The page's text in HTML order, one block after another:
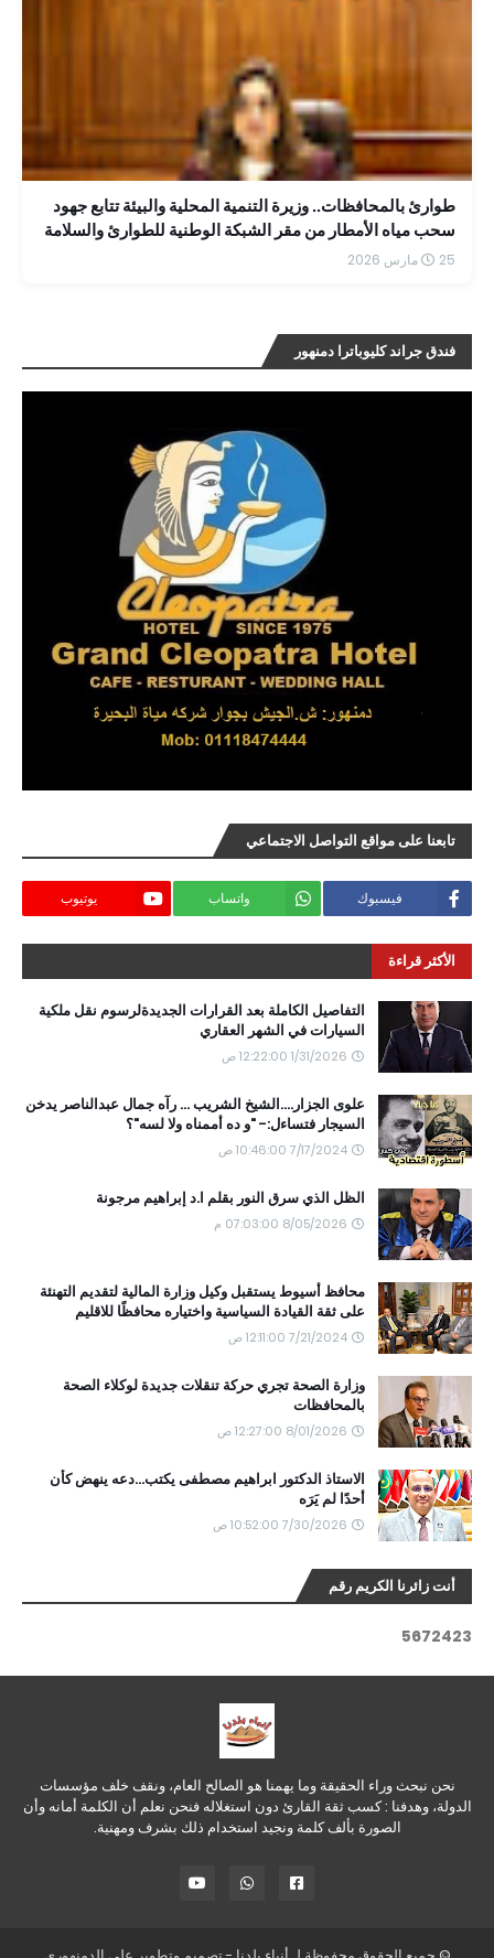
طوارئ بالمحافظات.. وزيرة التنمية المحلية والبيئة تتابع جهود
سحب مياه الأمطار من مقر الشبكة الوطنية للطوارئ والسلامة
25 مارس 2026
فندق جراند كليوباترا دمنهور
تابعنا على مواقع التواصل الاجتماعي
فيسبوك واتساب يوتيوب
الأكثر قراءة
التفاصيل الكاملة بعد القرارات الجديدةلرسوم نقل ملكية
السيارات في الشهر العقاري
1/31/2026 12:22:00 ص
علوى الجزار....الشيخ الشريب ... رآه جمال عبدالناصر يدخن
السيجار فتساءل:- "و ده أممناه ولا لسه"؟
7/17/2024 10:46:00 ص
الظل الذي سرق النور بقلم ا.د إبراهيم مرجونة
8/05/2026 07:03:00 م
محافظ أسيوط يستقبل وكيل وزارة المالية لتقديم التهنئة
على ثقة القيادة السياسية واختياره محافظًا للاقليم
7/21/2024 12:11:00 ص
وزارة الصحة تجري حركة تنقلات جديدة لوكلاء الصحة
بالمحافظات
8/01/2026 12:27:00 ص
الاستاذ الدكتور ابراهيم مصطفى يكتب...دعه ينهض كأن
أحدًا لم يَرَه
7/30/2026 10:52:00 ص
أنت زائرنا الكريم رقم
5672423
نحن نبحث وراء الحقيقة وما يهمنا هو الصالح العام، ونقف خلف مؤسسات
الدولة، وهدفنا : كسب ثقة القارئ دون استغلاله فنحن نعلم أن الكلمة أمانه وأن
الصورة بألف كلمة ونجيد استخدام ذلك بشرف ومهنية.